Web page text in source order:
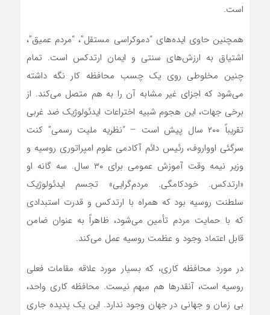
است.
همچنین حاوی ایده‌‌های “دموکراسی مستقل”، “مردم عمیق”،
اشتیاق به ارزش‌‌های سنتی و ایمان ارتدکس است. تمام
چنین مخلوطی روی یک چسب محافظه کار نگه داشته‌
می‌شود که اجزای غیر مشابه آن را به هم متصل‌ می‌کند. از
برخی جهات، این هجوم شبیه اختراعات ایدئولوژیک ضد غربی
تقریباً ۲۰۰ سال پیش است – “نظریه ملیت رسمی” کنت
سرگئی اوواروف، رئیس دائم آکادمی علوم امپراتوری روسیه و
وزیر نیمه وقت آموزش عمومی برای ۳۰ سال. سه گانه او
«ارتدکس. خودکامگی. مردم‌گرایی» تجسم ایدئولوژیک
سلطنت روسیه بود که همراه با ارتدکس و قدرت استبدادی
که با حمایت مردم تأمین‌ می‌شود، ظاهراً به عنوان ضامن
قابل اعتماد وجود و عظمت روسیه عمل‌ می‌کند.
در مورد محافظه کاری، که بسیار مورد علاقه مقامات فعلی
روسیه است، آنقدرها هم مبهم نیست. محافظه کاری واحد،
بی زمان و جهانی در جهان وجود ندارد. این یک پدیده جاری